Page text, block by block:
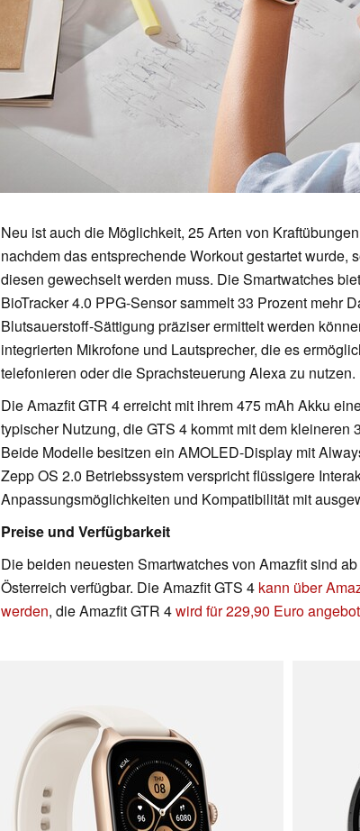
Neu ist auch die Möglichkeit, 25 Arten von
nachdem das entsprechende Workout gestartet wurde,
diesen gewechselt werden muss. Die Smartwatches
BioTracker 4.0 PPG-Sensor sammelt 33 Prozent mehr
Blutsauerstoff-Sättigung präziser ermittelt werden
integrierten Mikrofone und Lautsprecher, die es
telefonieren oder die Sprachsteuerung Alexa zu nutzen.
Die Amazfit GTR 4 erreicht mit ihrem 475 mAh Akku
typischer Nutzung, die GTS 4 kommt mit dem kleineren
Beide Modelle besitzen ein AMOLED-Display mit
Zepp OS 2.0 Betriebssystem verspricht flüssigere
Anpassungsmöglichkeiten und Kompatibilität mit
Preise und Verfügbarkeit
Die beiden neuesten Smartwatches von Amazfit sind
Österreich verfügbar. Die Amazfit GTS 4 kann über
werden, die Amazfit GTR 4wird für 229,90 Euro